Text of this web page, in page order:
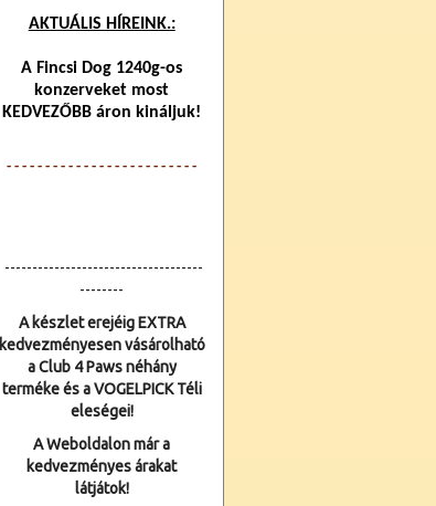
AKTUÁLIS HÍREINK.:
A Fincsi Dog 1240g-os
konzerveket most
KEDVEZŐBB áron kináljuk!
- - - - - - - - - - - - -- - - - - - - - - - - -
------------------------------------
--------
A készlet erejéig EXTRA
kedvezményesen vásárolható
a Club 4 Paws néhány
terméke és a VOGELPICK Téli
eleségei!
A Weboldalon már a
kedvezményes árakat
látjátok!